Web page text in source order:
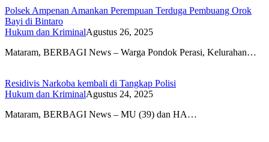
Polsek Ampenan Amankan Perempuan Terduga Pembuang Orok
Bayi di Bintaro
Hukum dan KriminalAgustus 26, 2025
Mataram, BERBAGI News – Warga Pondok Perasi, Kelurahan…
Residivis Narkoba kembali di Tangkap Polisi
Hukum dan KriminalAgustus 24, 2025
Mataram, BERBAGI News – MU (39) dan HA…